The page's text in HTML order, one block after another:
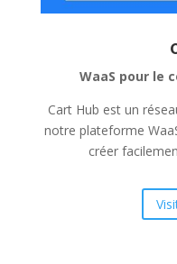
WaaS pour le
Cart Hub est un
notre plateforme
créer